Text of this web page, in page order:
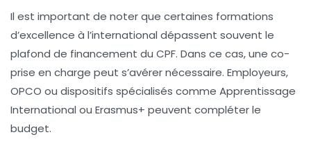
Il est important de noter que certaines formations
d’excellence à l’international dépassent souvent le
plafond de financement du CPF. Dans ce cas, une co-
prise en charge peut s’avérer nécessaire. Employeurs,
OPCO ou dispositifs spécialisés comme Apprentissage
International ou Erasmus+ peuvent compléter le
budget.